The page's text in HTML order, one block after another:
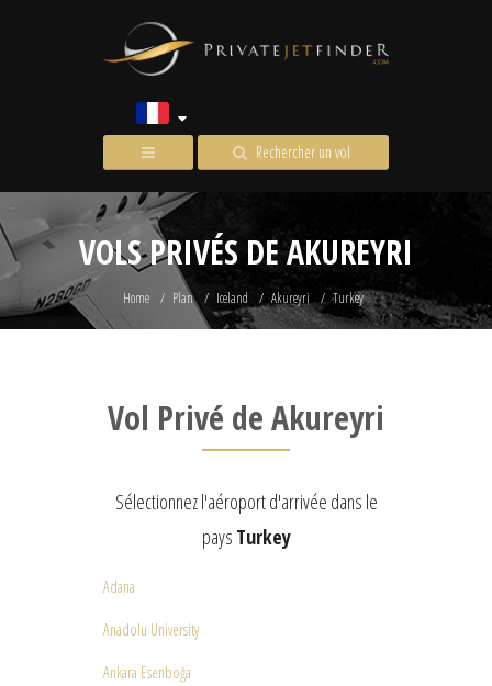
Rechercher un vol
VOLS PRIVÉS DE AKUREYRI
Home Plan Iceland Akureyri Turkey
Vol Privé de Akureyri
Sélectionnez l'aéroport d'arrivée dans le
pays Turkey
Adana
Anadolu University
Ankara Esenboğa